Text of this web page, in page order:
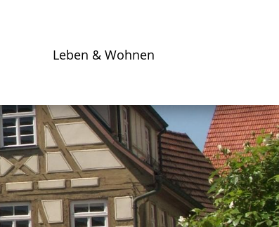
Leben & Wohnen